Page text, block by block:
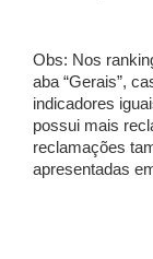
Obs: Nos
aba “Gerais”,
indicadores
possui mais
reclamações
apresentadas